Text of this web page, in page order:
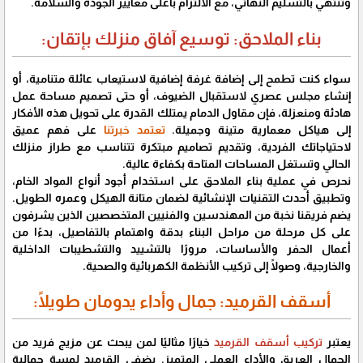
بناء الملاحق: توسيع آفاق منزلك بإتقان:
سواء كنت تطمح إلى إضافة غرفة إضافية لاستيعاب عائلة متنامية، أو
إنشاء مجلس عصري لاستقبال الضيوف، أو حتى تصميم مساحة عمل
هادئة ومنعزلة، فإن مقاول الدمام يمتلك القدرة على تحويل هذه الأفكار
إلى هياكل معمارية متينة وجميلة.تعتمد خبرتناعلى فهم عميق
لاحتياجاتك الفردية، وتقديم تصاميم مبتكرة تتناسب مع طراز منزلك
الحالي وتستغل المساحات المتاحة بكفاءة عالية.
نحرص في عملية بناء الملاحق على استخدام أجود أنواع المواد الخام،
وتطبيق أحدث التقنيات الإنشائية لضمان متانة الهيكل وعمره الطويل.
يضم فريقنا نخبة من المهندسين والفنيين المتخصصين الذين يشرفون
على كل مرحلة من مراحل البناء بدقة واهتمام بالتفاصيل، بدءًا من
أعمال الحفر والأساسات، مرورًا بالتشييد والتشطيبات الداخلية
والخارجية، وصولًا إلى تركيب الأنظمة الكهربائية والصحية.
أسقف القرميد: جمال وأداء يدومان طويلًا:
يعتبرتركيب أسقف القرميدخيارًا مثاليًا لمن يبحث عن مزيج فريد من
الجمال العريق والأداء العملي المتميز. يضفي القرميد لمسة جمالية